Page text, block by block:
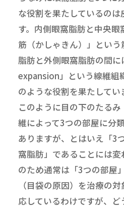
な役割を果たしているの
す。内側眼窩脂肪と中央
筋（かしゃきん）」とい
脂肪と外側眼窩脂肪の間
expansion」という線維組
のような役割を果たしてい
このように目の下のたる
維によって3つの部屋に分
ありますが、とはいえ「3
窩脂肪」であることには
のため通常は「3つの部屋
（目袋の原因）を治療の
応しているわけですが、